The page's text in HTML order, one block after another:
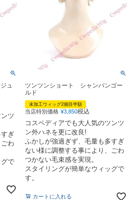
ュ
ツ
ぎ
わ
で
ツンツンショート シャンパンゴー
ルド
未加工ウィッグ2個目半額
当店特別価格 ¥3,850税込
コスペディアでも大人気のツンツ
ン外ハネを更に改良!
ふかしが強過ぎず、毛量も多すぎ
ない様に調整する事により、ごわ
つかない毛束感を実現。
スタイリングが簡単なウィッグで
す。
カートに入れる